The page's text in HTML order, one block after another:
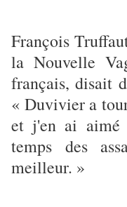
François
la Nouvelle
français, disait
« Duvivier a
et j'en ai
temps des
meilleur. »